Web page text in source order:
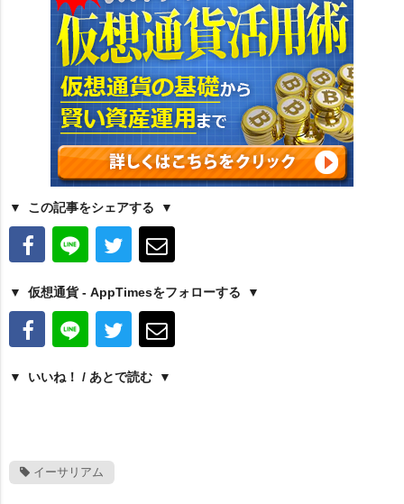
この記事をシェアする
仮想通貨 - AppTimesをフォローする
いいね！ / あとで読む
イーサリアム